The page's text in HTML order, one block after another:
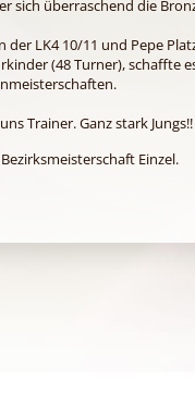
sich überraschend die
LK4 10/11 und Pepe
(48 Turner), schaffte
Trainer. Ganz stark Jungs!!
Einzel.